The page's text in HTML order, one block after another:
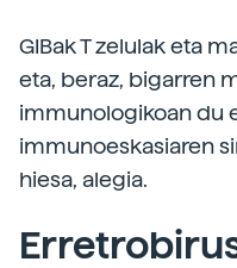
GIBak T zelulak eta
eta, beraz, bigarren
immunologikoan du
immunoeskasiaren
hiesa, alegia.